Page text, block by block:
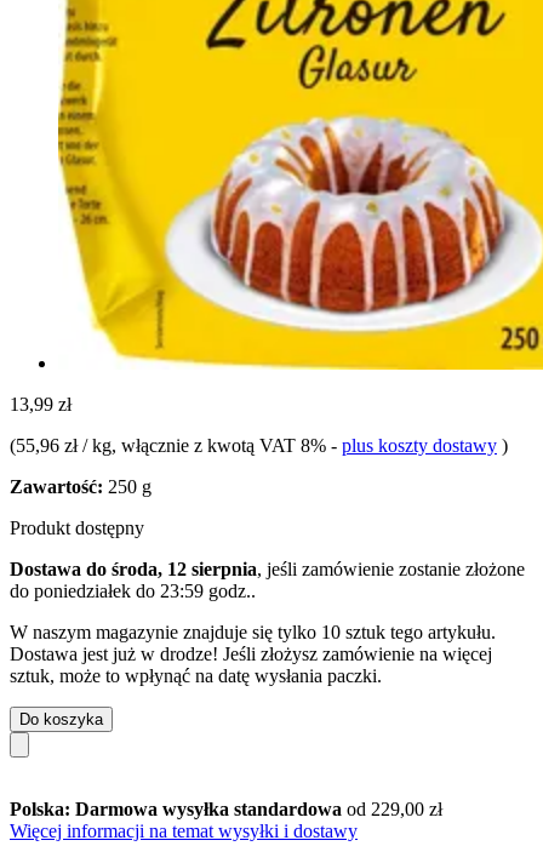
13,99 zł
(55,96 zł / kg, włącznie z kwotą VAT 8% - plus koszty dostawy )
Zawartość: 250 g
Produkt dostępny
Dostawa do środa, 12 sierpnia, jeśli zamówienie zostanie złożone
do poniedziałek do 23:59 godz..
W naszym magazynie znajduje się tylko 10 sztuk tego artykułu.
Dostawa jest już w drodze! Jeśli złożysz zamówienie na więcej
sztuk, może to wpłynąć na datę wysłania paczki.
Do koszyka
Polska: Darmowa wysyłka standardowa od 229,00 zł
Więcej informacji na temat wysyłki i dostawy